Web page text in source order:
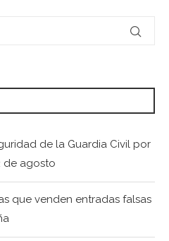
de la Guardia Civil por
de agosto
que venden entradas falsas